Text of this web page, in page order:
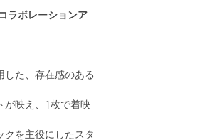
ラボレーションア
した、存在感のある
が映え、1枚で着映
クを主役にしたスタ